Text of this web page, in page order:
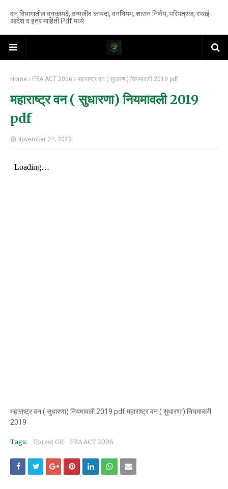
वन विभागातील वनकायदे, वन्यजीव कायदा, वननियम, शासन निर्णय, परिपत्रक, स्थाई
आदेश व इतर माहिती Pdf मध्ये
Home FRA ACT 2006 महाराष्ट्र वन ( सुधारणा) नियमावली 2019 pdf
महाराष्ट्र वन ( सुधारणा) नियमावली 2019
pdf
November 27, 2023
महाराष्ट्र वन ( सुधारणा) नियमावली 2019 pdf महाराष्ट्र वन ( सुधारणा) नियमावली
2019
Tags: Forest GR FRA ACT 2006